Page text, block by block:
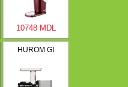
10748 MDL
HUROM GI